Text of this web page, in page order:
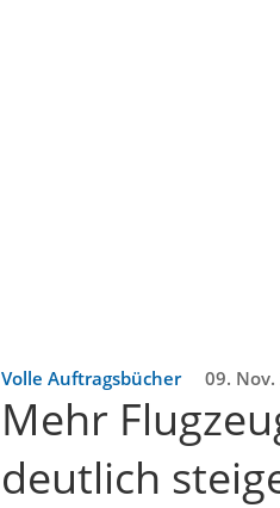
Volle Auftragsbücher 09. Nov.
Mehr
deutlich